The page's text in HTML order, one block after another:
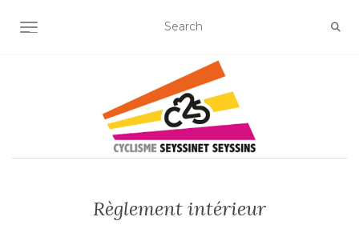
OUVRIR/FERMER LA NAVIGATION
Règlement intérieur